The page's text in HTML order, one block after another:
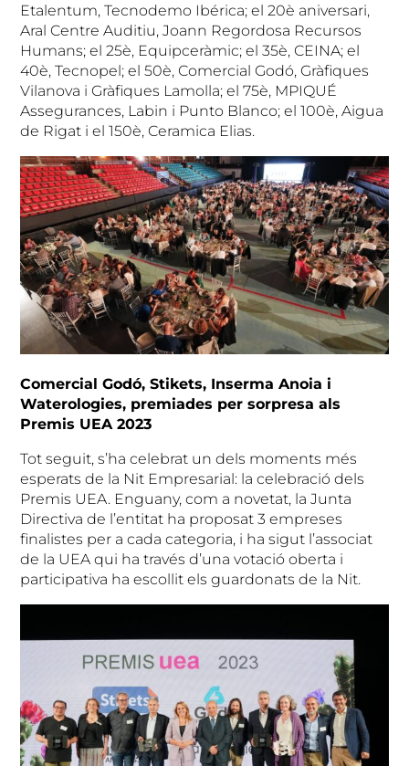
Etalentum, Tecnodemo Ibérica; el 20è aniversari,
Aral Centre Auditiu, Joann Regordosa Recursos
Humans; el 25è, Equipceràmic; el 35è, CEINA; el
40è, Tecnopel; el 50è, Comercial Godó, Gràfiques
Vilanova i Gràfiques Lamolla; el 75è, MPIQUÉ
Assegurances, Labin i Punto Blanco; el 100è, Aigua
de Rigat i el 150è, Ceramica Elias.
Comercial Godó, Stikets, Inserma Anoia i
Waterologies, premiades per sorpresa als
Premis UEA 2023
Tot seguit, s’ha celebrat un dels moments més
esperats de la Nit Empresarial: la celebració dels
Premis UEA. Enguany, com a novetat, la Junta
Directiva de l’entitat ha proposat 3 empreses
finalistes per a cada categoria, i ha sigut l’associat
de la UEA qui ha través d’una votació oberta i
participativa ha escollit els guardonats de la Nit.